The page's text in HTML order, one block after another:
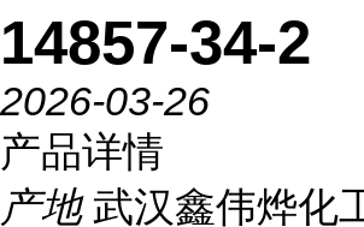
14857-34-2
2026-03-26
产品详情
产地 武汉鑫伟烨化